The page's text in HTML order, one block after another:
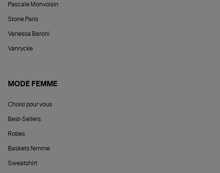
Pascale Monvoisin
Stone Paris
Vanessa Baroni
Vanrycke
MODE FEMME
Choisi pour vous
Best-Sellers
Robes
Baskets femme
Sweatshirt